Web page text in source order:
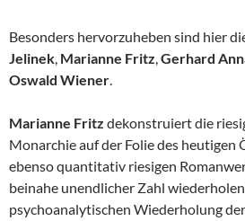
Besonders hervorzuheben sind hier
Jelinek, Marianne Fritz,Gerhard
Oswald Wiener.
Marianne Fritz dekonstruiert die
Monarchie auf der Folie des heutigen
ebenso quantitativ riesigen
beinahe unendlicher Zahl
psychoanalytischen Wiederholung